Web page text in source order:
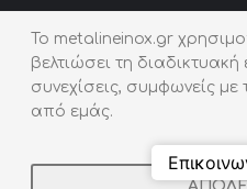
Εταιρική Πολιτική
Προστασία Προσωπικών
To metalineinox.gr
βελτιώσει τη
συνεχίσεις, συμφωνείς
από εμάς.